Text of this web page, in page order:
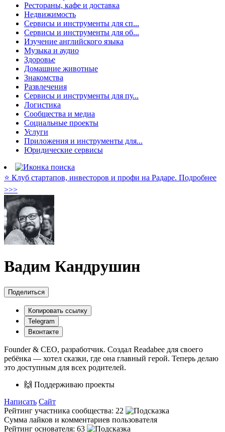
Рестораны, кафе и доставка
Недвижимость
Сервисы и инструменты для сп...
Сервисы и инструменты для об...
Изучение английского языка
Музыка и аудио
Здоровье
Домашние животные
Знакомства
Развлечения
Сервисы и инструменты для пу...
Логистика
Сообщества и медиа
Социальные проекты
Услуги
Приложения и инструменты для...
Юридические сервисы
⭐️ Клуб стартапов, инвесторов и профи на Радаре. Подробнее
>>>
Вадим Кандрушин
Поделиться
Копировать ссылку
Telegram
Вконтакте
Founder & CEO, разработчик. Создал Readabee для своего
ребёнка — хотел сказки, где она главный герой. Теперь делаю
это доступным для всех родителей.
🙌 Поддерживаю проекты
Написать Сайт
Рейтинг участника сообщества: 22
Сумма лайков и комментариев пользователя
Рейтинг основателя: 63